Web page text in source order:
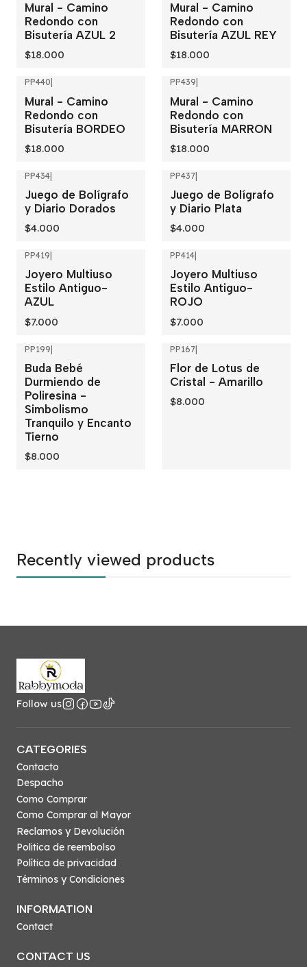
Mural - Camino
Redondo con
Bisutería AZUL 2
$18.000
Mural - Camino
Redondo con
Bisutería AZUL REY
$18.000
PP440
Mural - Camino
Redondo con
Bisutería BORDEO
$18.000
PP439
Mural - Camino
Redondo con
Bisutería MARRON
$18.000
PP434
Juego de Bolígrafo
y Diario Dorados
$4.000
PP437
Juego de Bolígrafo
y Diario Plata
$4.000
PP419
Joyero Multiuso
Estilo Antiguo-
AZUL
$7.000
PP414
Joyero Multiuso
Estilo Antiguo-
ROJO
$7.000
PP199|
Buda Bebé
Durmiendo de
Poliresina -
Simbolismo
Tranquilo y Encanto
Tierno
$8.000
PP167|
Flor de Lotus de
Cristal - Amarillo
$8.000
Recently viewed products
Follow us
CATEGORIES
Contacto
Despacho
Como Comprar
Como Comprar al Mayor
Reclamos y Devolución
Politica de reembolso
Política de privacidad
Términos y Condiciones
INFORMATION
Contact
CONTACT US